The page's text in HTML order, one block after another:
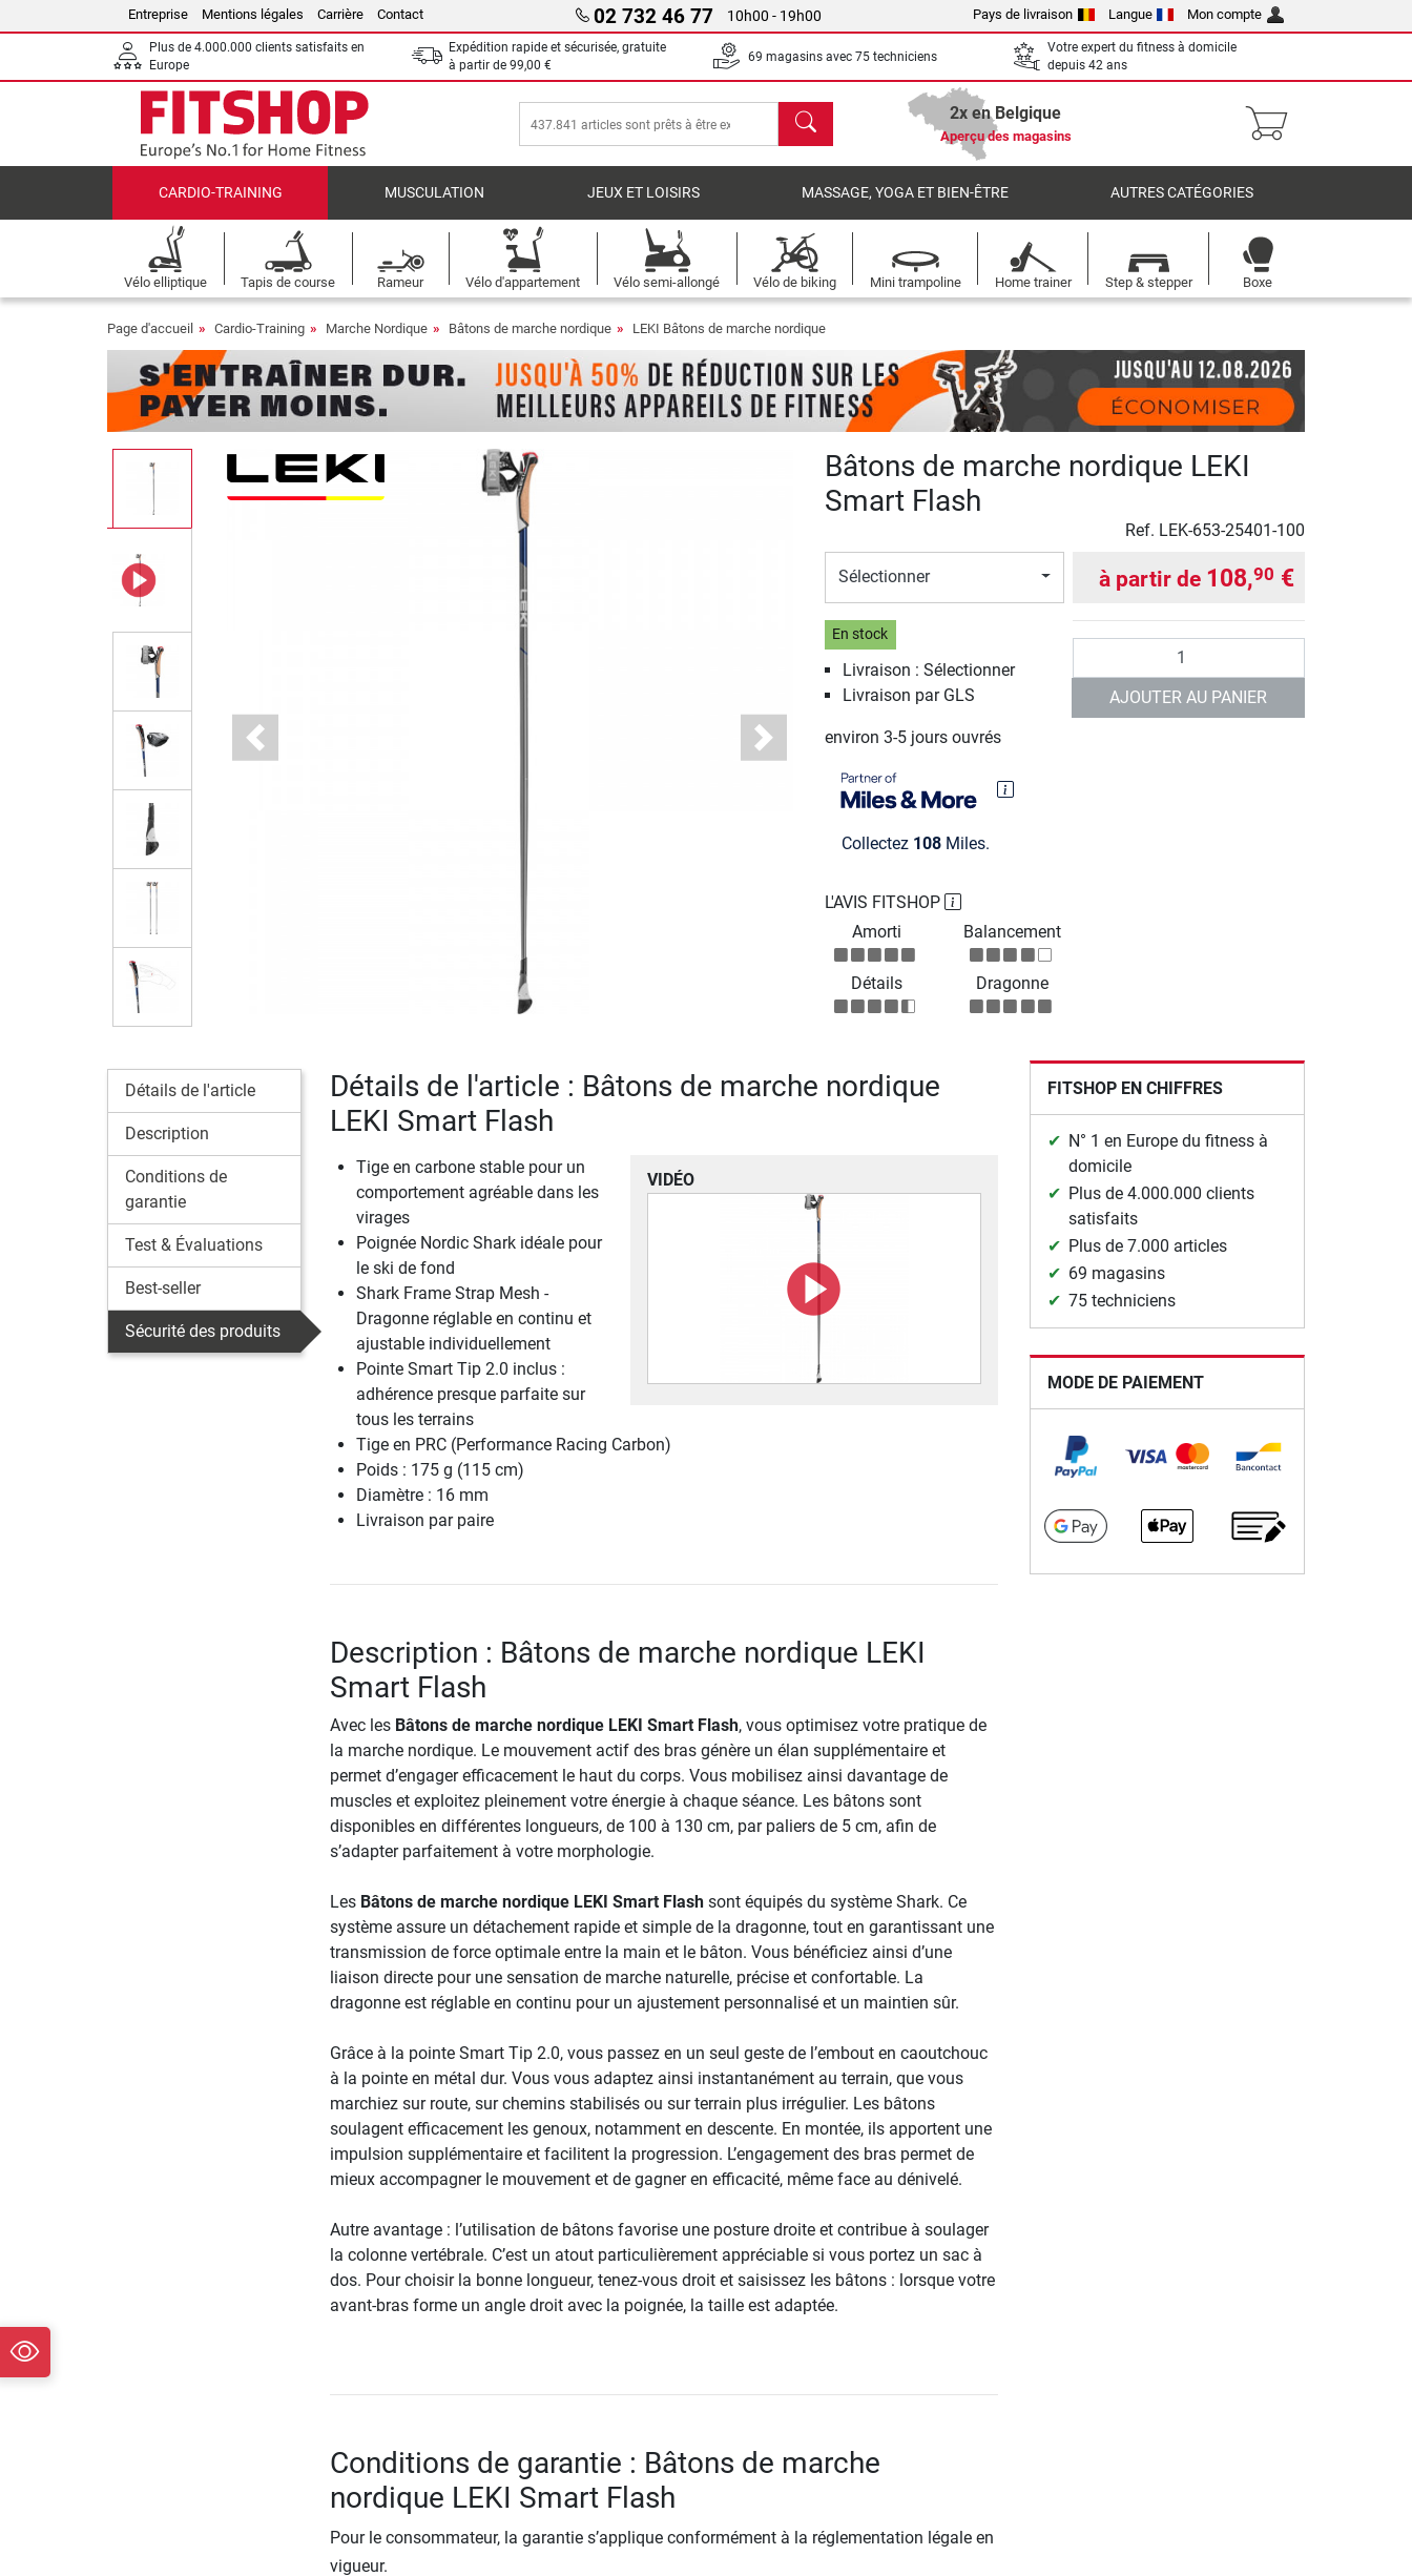
Entreprise Mentions légales Carrière Contact 02 732 46 77 10h00 - 19h00 Pays de livraison Langue Mon compte
Plus de 4.000.000 clients satisfaits en
Europe
Expédition rapide et sécurisée, gratuite
à partir de 99,00 €
69 magasins avec 75 techniciens
Votre expert du fitness à domicile
depuis 42 ans
chercher 2x en Belgique
Aperçu des magasins
CARDIO-TRAINING MUSCULATION JEUX ET LOISIRS MASSAGE, YOGA ET BIEN-ÊTRE AUTRES CATÉGORIES
Vélo elliptique Tapis de course Rameur Vélo d'appartement Vélo semi-allongé Vélo de biking Mini trampoline Home trainer Step & stepper Boxe
Page d'accueil Cardio-Training Marche Nordique Bâtons de marche nordique LEKI Bâtons de marche nordique
Previous Next
Bâtons de marche nordique LEKI
Smart Flash
Ref. LEK-653-25401-100
Sélectionner
En stock
Livraison : Sélectionner
Livraison par GLS
environ 3-5 jours ouvrés
Collectez 108Miles.
à partir de 108,90 €
AJOUTER AU PANIER
L'AVIS FITSHOP
Amorti
Balancement
Détails Dragonne
Détails de l'article
Description
Conditions de
garantie
Test & Évaluations
Best-seller
Sécurité des produits
Détails de l'article : Bâtons de marche nordique
LEKI Smart Flash
VIDÉO
Tige en carbone stable pour un
comportement agréable dans les
virages
Poignée Nordic Shark idéale pour
le ski de fond
Shark Frame Strap Mesh -
Dragonne réglable en continu et
ajustable individuellement
Pointe Smart Tip 2.0 inclus :
adhérence presque parfaite sur
tous les terrains
Tige en PRC (Performance Racing Carbon)
Poids : 175 g (115 cm)
Diamètre : 16 mm
Livraison par paire
Description : Bâtons de marche nordique LEKI
Smart Flash
Avec les Bâtons de marche nordique LEKI Smart Flash, vous optimisez votre pratique de
la marche nordique. Le mouvement actif des bras génère un élan supplémentaire et
permet d’engager efficacement le haut du corps. Vous mobilisez ainsi davantage de
muscles et exploitez pleinement votre énergie à chaque séance. Les bâtons sont
disponibles en différentes longueurs, de 100 à 130 cm, par paliers de 5 cm, afin de
s’adapter parfaitement à votre morphologie.
Les Bâtons de marche nordique LEKI Smart Flashsont équipés du système Shark. Ce
système assure un détachement rapide et simple de la dragonne, tout en garantissant une
transmission de force optimale entre la main et le bâton. Vous bénéficiez ainsi d’une
liaison directe pour une sensation de marche naturelle, précise et confortable. La
dragonne est réglable en continu pour un ajustement personnalisé et un maintien sûr.
Grâce à la pointe Smart Tip 2.0, vous passez en un seul geste de l’embout en caoutchouc
à la pointe en métal dur. Vous vous adaptez ainsi instantanément au terrain, que vous
marchiez sur route, sur chemins stabilisés ou sur terrain plus irrégulier. Les bâtons
soulagent efficacement les genoux, notamment en descente. En montée, ils apportent une
impulsion supplémentaire et facilitent la progression. L’engagement des bras permet de
mieux accompagner le mouvement et de gagner en efficacité, même face au dénivelé.
Autre avantage : l’utilisation de bâtons favorise une posture droite et contribue à soulager
la colonne vertébrale. C’est un atout particulièrement appréciable si vous portez un sac à
dos. Pour choisir la bonne longueur, tenez-vous droit et saisissez les bâtons : lorsque votre
avant-bras forme un angle droit avec la poignée, la taille est adaptée.
Conditions de garantie : Bâtons de marche
nordique LEKI Smart Flash
Pour le consommateur, la garantie s’applique conformément à la réglementation légale en
vigueur.
FITSHOP EN CHIFFRES
N° 1 en Europe du fitness à
domicile
Plus de 4.000.000 clients
satisfaits
Plus de 7.000 articles
69 magasins
75 techniciens
MODE DE PAIEMENT